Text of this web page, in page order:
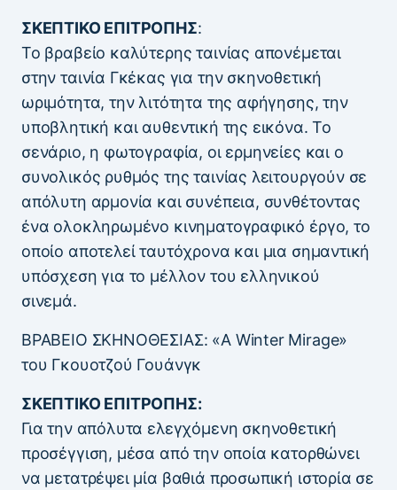
ΣΚΕΠΤΙΚΟ ΕΠΙΤΡΟΠΗΣ:
Το βραβείο καλύτερης ταινίας απονέμεται
στην ταινία Γκέκας για την σκηνοθετική
ωριμότητα, την λιτότητα της αφήγησης, την
υποβλητική και αυθεντική της εικόνα. Το
σενάριο, η φωτογραφία, οι ερμηνείες και ο
συνολικός ρυθμός της ταινίας λειτουργούν σε
απόλυτη αρμονία και συνέπεια, συνθέτοντας
ένα ολοκληρωμένο κινηματογραφικό έργο, το
οποίο αποτελεί ταυτόχρονα και μια σημαντική
υπόσχεση για το μέλλον του ελληνικού
σινεμά.
ΒΡΑΒΕΙΟ ΣΚΗΝΟΘΕΣΙΑΣ: «A Winter Mirage»
του Γκουοτζού Γουάνγκ
ΣΚΕΠΤΙΚΟ ΕΠΙΤΡΟΠΗΣ:
Για την απόλυτα ελεγχόμενη σκηνοθετική
προσέγγιση, μέσα από την οποία κατορθώνει
να μετατρέψει μία βαθιά προσωπική ιστορία σε